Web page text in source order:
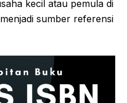
kecil atau pemula di
sumber referensi